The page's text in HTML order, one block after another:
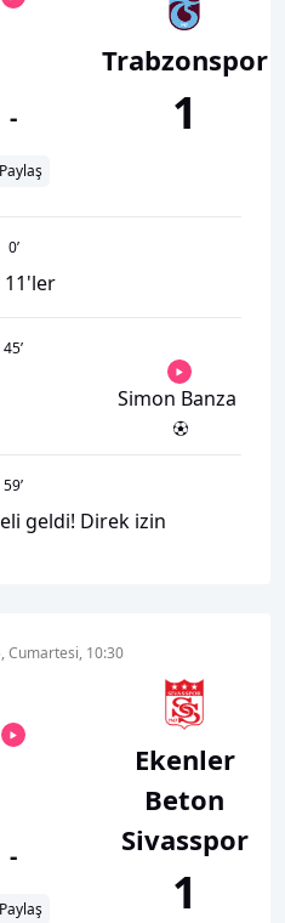
-
Paylaş
Trabzonspor
1
0’
11'ler
45’
Simon Banza
59’
geldi! Direk izin
Cumartesi, 10:30
-
Paylaş
Ekenler
Beton
Sivasspor
1